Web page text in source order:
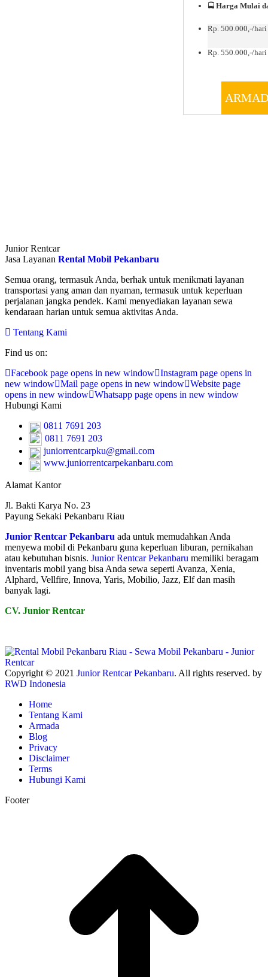
🚍 Harga Mulai
Rp. 500.000,-/
Rp. 550.000,-/
Junior Rentcar
Jasa Layanan Rental Mobil Pekanbaru
Semua orang, termasuk Anda, berhak untuk menikmati layanan
transportasi yang aman dan nyaman, termasuk untuk keperluan
perjalanan jangka pendek. Kami menyediakan layanan sewa
kendaraan harian untuk semua aktivitas Anda.
Tentang Kami
Find us on:
Facebook page opens in new window Instagram page opens in
new window Mail page opens in new window Website page
opens in new window Whatsapp page opens in new window
Hubungi Kami
0811 7691 203
0811 7691 203
juniorrentcarpku@gmail.com
www.juniorrentcarpekanbaru.com
Alamat Kantor
Jl. Bakti Karya No. 23
Payung Sekaki Pekanbaru Riau
Junior Rentcar Pekanbaru ada untuk memudahkan Anda
menyewa mobil di Pekanbaru guna keperluan liburan, pernikahan
atau kebutuhan bisnis. Junior Rentcar Pekanbaru memiliki beragam
inventaris mobil yang bisa Anda sewa seperti Avanza, Xenia,
Alphard, Vellfire, Innova, Yaris, Mobilio, Jazz, Elf dan masih
banyak lagi.
CV. Junior Rentcar
Copyright © 2021 Junior Rentcar Pekanbaru. All rights reserved. by
RWD Indonesia
Home
Tentang Kami
Armada
Blog
Privacy
Disclaimer
Terms
Hubungi Kami
Footer